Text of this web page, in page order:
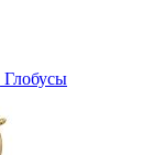
Глобусы